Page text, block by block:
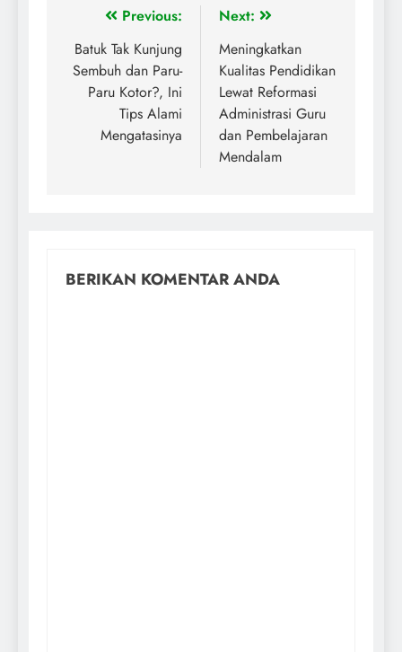
Previous:
Batuk Tak Kunjung
Sembuh dan Paru-
Paru Kotor?, Ini
Tips Alami
Mengatasinya
Next:
Meningkatkan
Kualitas Pendidikan
Lewat Reformasi
Administrasi Guru
dan Pembelajaran
Mendalam
BERIKAN KOMENTAR ANDA